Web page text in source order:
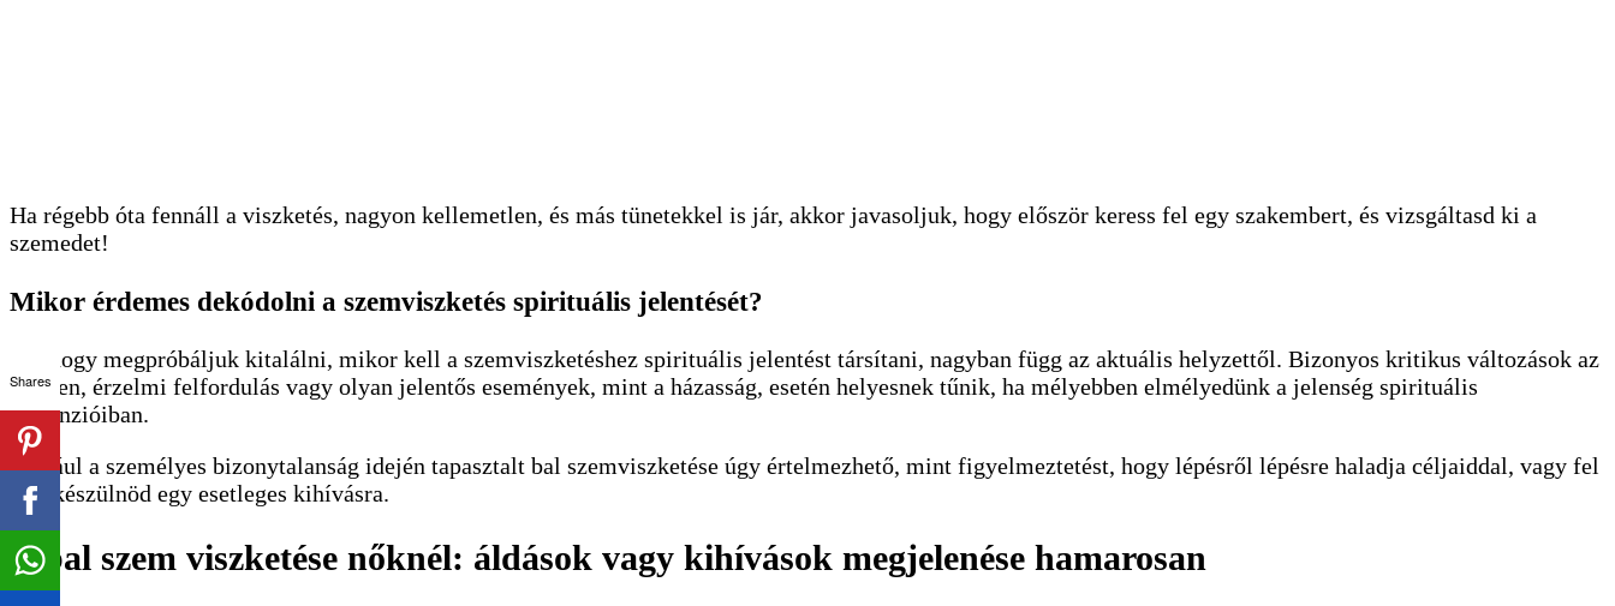
Ha régebb óta fennáll a viszketés, nagyon kellemetlen, és más tünetekkel is jár, akkor javasoljuk, hogy először keress fel egy szakembert, és vizsgáltasd ki a
szemedet!
Mikor érdemes dekódolni a szemviszketés spirituális jelentését?
Az, hogy megpróbáljuk kitalálni, mikor kell a szemviszketéshez spirituális jelentést társítani, nagyban függ az aktuális helyzettől. Bizonyos kritikus változások az
életben, érzelmi felfordulás vagy olyan jelentős események, mint a házasság, esetén helyesnek tűnik, ha mélyebben elmélyedünk a jelenség spirituális
dimenzióiban.
Például a személyes bizonytalanság idején tapasztalt bal szemviszketése úgy értelmezhető, mint figyelmeztetést, hogy lépésről lépésre haladja céljaiddal, vagy fel
kell készülnöd egy esetleges kihívásra.
A bal szem viszketése nőknél: áldások vagy kihívások megjelenése hamarosan
Shares